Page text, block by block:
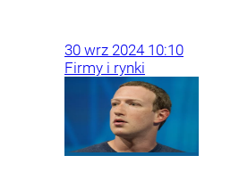
30 wrz 2024 10:10
Firmy i rynki